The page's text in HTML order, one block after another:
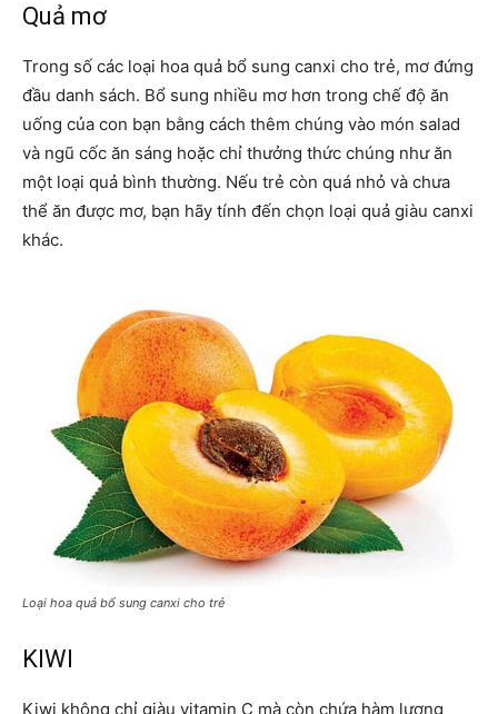
Quả mơ
Trong số các loại hoa quả bổ sung canxi cho trẻ, mơ đứng
đầu danh sách. Bổ sung nhiều mơ hơn trong chế độ ăn
uống của con bạn bằng cách thêm chúng vào món salad
và ngũ cốc ăn sáng hoặc chỉ thưởng thức chúng như ăn
một loại quả bình thường. Nếu trẻ còn quá nhỏ và chưa
thể ăn được mơ, bạn hãy tính đến chọn loại quả giàu canxi
khác.
Loại hoa quả bổ sung canxi cho trẻ
KIWI
Kiwi không chỉ giàu vitamin C mà còn chứa hàm lượng